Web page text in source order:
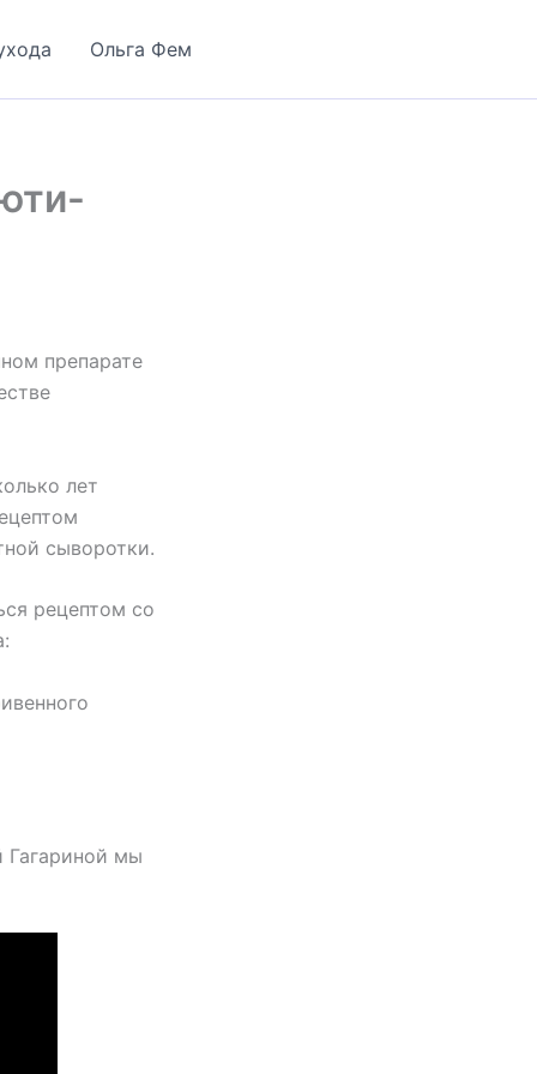
Ольга Фем
препарате
лет
сыворотки.
рецептом со
Гагариной мы